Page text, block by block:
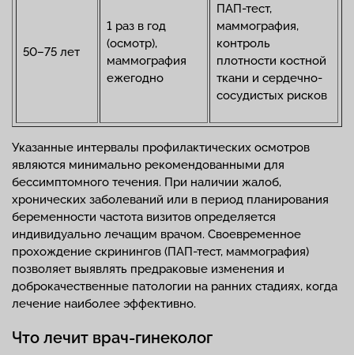
50–75 лет
1 раз в год
(осмотр),
маммография
ежегодно
ПАП-тест,
маммография,
контроль
плотности костной
ткани и сердечно-
сосудистых рисков
Указанные интервалы профилактических осмотров
являются минимально рекомендованными для
бессимптомного течения. При наличии жалоб,
хронических заболеваний или в период планирования
беременности частота визитов определяется
индивидуально лечащим врачом. Своевременное
прохождение скринингов (ПАП-тест, маммография)
позволяет выявлять предраковые изменения и
доброкачественные патологии на ранних стадиях, когда
лечение наиболее эффективно.
Что лечит врач-гинеколог